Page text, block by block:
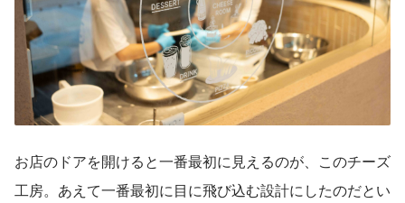
お店のドアを開けると一番最初に見えるのが、このチーズ
工房。あえて一番最初に目に飛び込む設計にしたのだとい